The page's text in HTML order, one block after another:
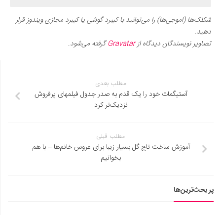
شکلک‌ها (اموجی‌ها) را می‌توانید با کیبرد گوشی یا کیبرد مجازی ویندوز قرار
دهید.
تصاویر نویسندگان دیدگاه ازGravatarگرفته می‌شود.
مطلب بعدی
آستیگمات خود را یک قدم به صدر جدول فیلمهای پرفروش
نزدیک‌تر کرد
مطلب قبلی
آموزش ساخت تاج گل بسیار زیبا برای عروس خانم‌ها – با هم
بخوانیم
پر بحث‌ترین‌ها